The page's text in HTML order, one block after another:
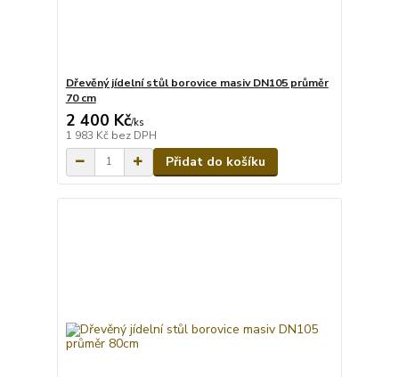
Dřevěný jídelní stůl borovice masiv DN105 průměr
70 cm
2 400 Kč/ks
1 983 Kč bez DPH
Přidat do košíku